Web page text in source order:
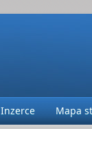
Inzerce Mapa